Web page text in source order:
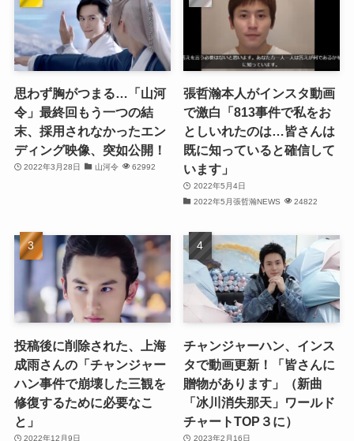
(23)
(31)
(29)
(30)
(32)
思わず胸がつまる…「山河
令」最終回もう一つの結
末、採用されなかったエン
ディング映像、突如公開！
2022年3月28日 山河令 62992
張哲瀚本人がインスタ動画
で激白「813事件で私をお
としいれたのは…皆さんは
既に知っていると確信して
います」
2022年5月4日
2022年5月張哲瀚NEWS
24822
投稿後に削除された、上海
成雨さんの「チャンジャー
ハン事件で崩壊した三観を
修復するために必要なこ
と」
2022年12月9日
チャンジャーハン、インス
タで動画更新！「皆さんに
贈物があります」（新曲
「冰川消失那天」ワールド
チャートTOP３に）
2023年2月16日